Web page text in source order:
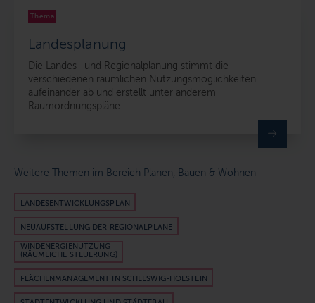
Thema
Landesplanung
Die Landes- und Regionalplanung stimmt die
verschiedenen räumlichen Nutzungsmöglichkeiten
aufeinander ab und erstellt unter anderem
Raumordnungspläne.
Weitere Themen im Bereich Planen, Bauen & Wohnen
LANDESENTWICKLUNGSPLAN
NEUAUFSTELLUNG DER REGIONALPLÄNE
WINDENERGIENUTZUNG
(RÄUMLICHE STEUERUNG)
FLÄCHENMANAGEMENT IN SCHLESWIG-HOLSTEIN